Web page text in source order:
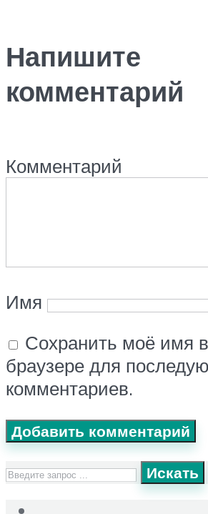
Напишите
комментарий
Комментарий
Имя
Сохранить моё имя
браузере для
комментариев.
Искать